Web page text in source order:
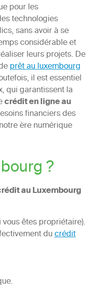
pour les
technologies
sans avoir à se
considérable et
leurs projets. De
prêt au luxembourg
il est essentiel
qui garantissent la
crédit en ligne au
financiers des
ère numérique
?
au Luxembourg
êtes propriétaire).
ducrédit